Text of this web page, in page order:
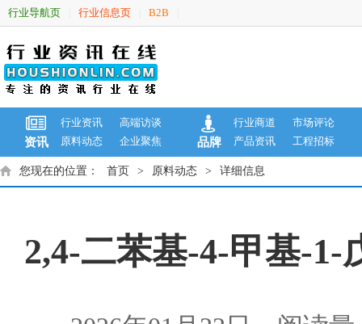
行业导航页 行业信息页 B2B
资讯
行业资讯
高端访谈
原料动态
企业聚焦 品牌
行业商道
市场评论
产品资讯
工程招标
您现在的位置： 首页 > 原料动态 > 详细信息
2,4-二苯基-4-甲基-1-